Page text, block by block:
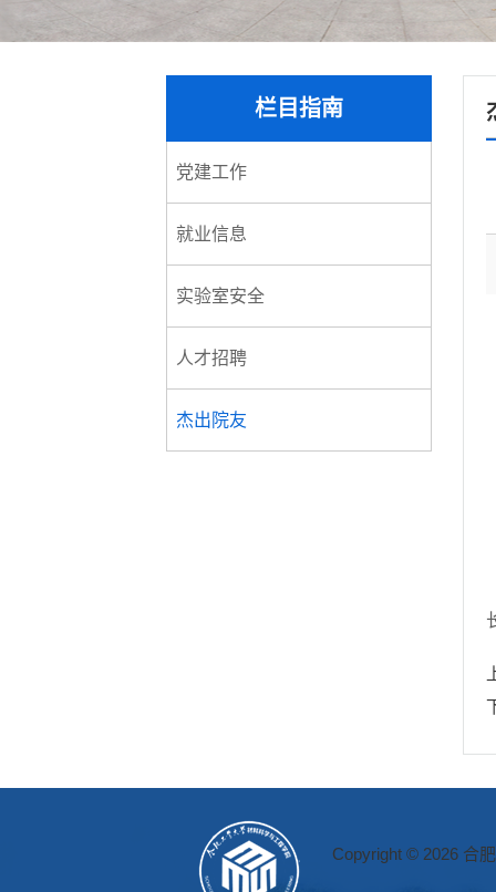
栏目指南
党建工作
就业信息
实验室安全
人才招聘
杰出院友
Copyright © 2026 合